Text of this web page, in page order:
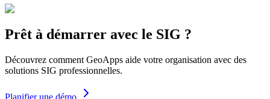
Prêt à démarrer avec le SIG ?
Découvrez comment GeoApps aide votre organisation avec des
solutions SIG professionnelles.
Planifier une démo